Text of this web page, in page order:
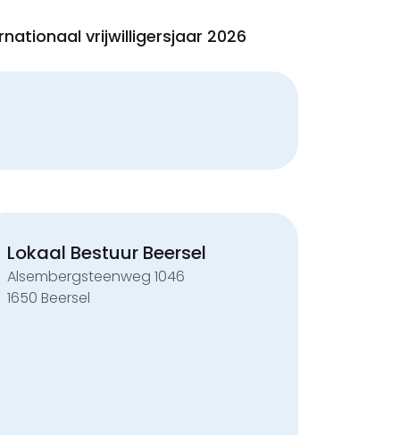
vrijwilligersjaar 2026
Lokaal Bestuur Beersel
Alsembergsteenweg 1046
1650 Beersel